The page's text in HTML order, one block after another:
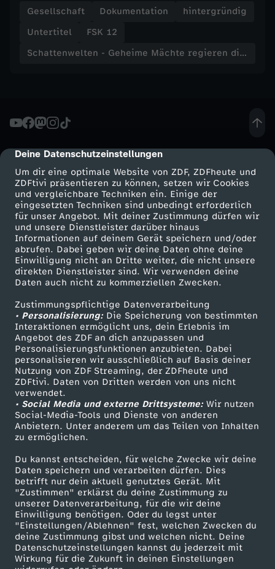
cmp-dialog-description
Deine Datenschutzeinstellungen
Um dir eine optimale Website von ZDF, ZDFheute und
ZDFtivi präsentieren zu können, setzen wir Cookies
und vergleichbare Techniken ein. Einige der
eingesetzten Techniken sind unbedingt erforderlich
für unser Angebot. Mit deiner Zustimmung dürfen wir
und unsere Dienstleister darüber hinaus
Informationen auf deinem Gerät speichern und/oder
abrufen. Dabei geben wir deine Daten ohne deine
Einwilligung nicht an Dritte weiter, die nicht unsere
direkten Dienstleister sind. Wir verwenden deine
Daten auch nicht zu kommerziellen Zwecken.
Zustimmungspflichtige Datenverarbeitung
• Personalisierung:Die Speicherung von bestimmten
Interaktionen ermöglicht uns, dein Erlebnis im
Angebot des ZDF an dich anzupassen und
Personalisierungsfunktionen anzubieten. Dabei
personalisieren wir ausschließlich auf Basis deiner
Nutzung von ZDF Streaming, der ZDFheute und
ZDFtivi. Daten von Dritten werden von uns nicht
verwendet.
• Social Media und externe Drittsysteme:Wir nutzen
Social-Media-Tools und Dienste von anderen
Anbietern. Unter anderem um das Teilen von Inhalten
zu ermöglichen.
Du kannst entscheiden, für welche Zwecke wir deine
Daten speichern und verarbeiten dürfen. Dies
betrifft nur dein aktuell genutztes Gerät. Mit
"Zustimmen" erklärst du deine Zustimmung zu
unserer Datenverarbeitung, für die wir deine
Einwilligung benötigen. Oder du legst unter
"Einstellungen/Ablehnen" fest, welchen Zwecken du
deine Zustimmung gibst und welchen nicht. Deine
Datenschutzeinstellungen kannst du jederzeit mit
Wirkung für die Zukunft in deinen Einstellungen
D
e
a
m
p
f
u
m
d
i
e
W
a
h
r
h
e
Gesellschaft Dokumentation
hintergründig
Untertitel
FSK 12
Schattenwelten - Geheime Mächte regieren die Welt
Mehr ZDF
ZDF-Apps
Smart TV
ZDFtext
Livestreams
Sendungen A-Z
TV-Programm
Service
ZDFmitreden
Kontakt zum ZDF
Tickets
Zuschauerservice
Hilfe
ZDF Unternehmen
Karriere
ZDF goes Schule
Werbefernsehen
Mainzelmännchen